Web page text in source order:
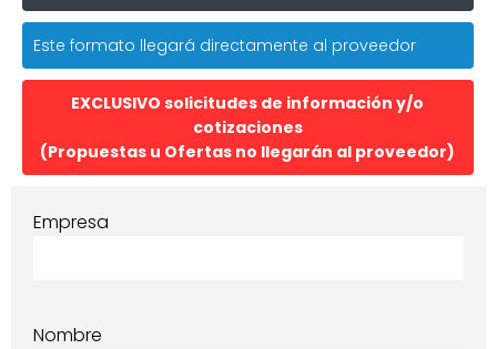
Este formato llegará directamente al proveedor
EXCLUSIVO solicitudes de información y/o
cotizaciones
(Propuestas u Ofertas no llegarán al proveedor)
Empresa
Nombre